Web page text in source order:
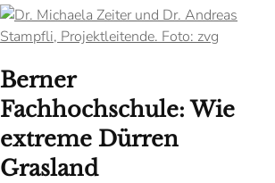
Berner
Fachhochschule: Wie
extreme Dürren
Grasland